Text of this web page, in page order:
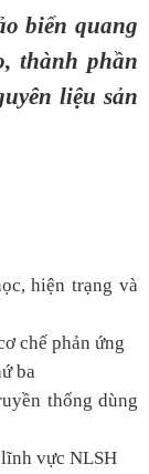
biển quang
thành phần
liệu sản
hiện trạng và
chế phản ứng
ba
thống dùng
vực NLSH